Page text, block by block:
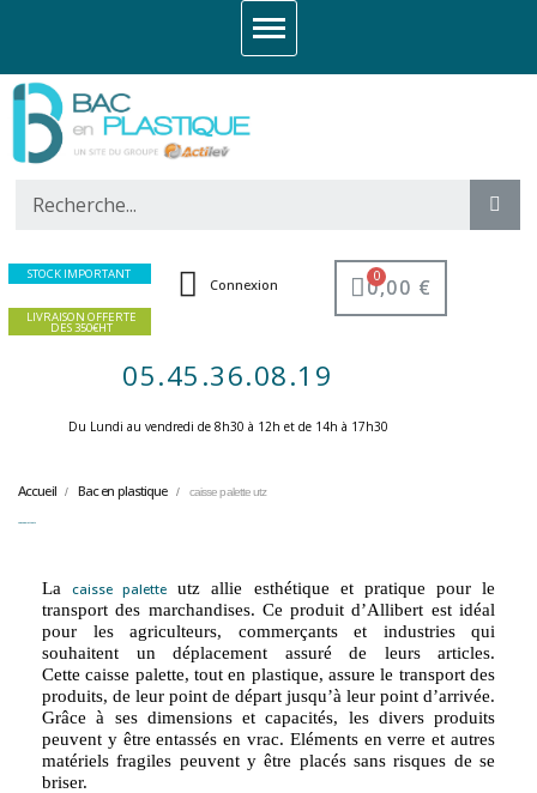
STOCK IMPORTANT
LIVRAISON OFFERTE
DES 350€HT
Connexion 0,00 €
05.45.36.08.19
Du Lundi au vendredi de 8h30 à 12h et de 14h à 17h30 ​
Accueil Bac en plastique caisse palette utz
Lacaisse palette utz allie esthétique et pratique pour le
transport des marchandises. Ce produit d’Allibert est idéal
pour les agriculteurs, commerçants et industries qui
souhaitent un déplacement assuré de leurs articles.
Cettecaisse palette, tout en plastique, assure le transport des
produits, de leur point de départ jusqu’à leur point d’arrivée.
Grâce à ses dimensions et capacités, les divers produits
peuvent y être entassés en vrac. Eléments en verre et autres
matériels fragiles peuvent y être placés sans risques de se
briser.